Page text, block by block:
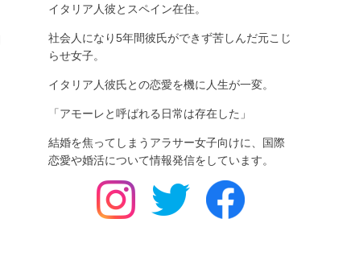
イタリア人彼とスペイン在住。
社会人になり5年間彼氏ができず苦しんだ元こじ
らせ女子。
イタリア人彼氏との恋愛を機に人生が一変。
「アモーレと呼ばれる日常は存在した」
結婚を焦ってしまうアラサー女子向けに、国際
恋愛や婚活について情報発信をしています。